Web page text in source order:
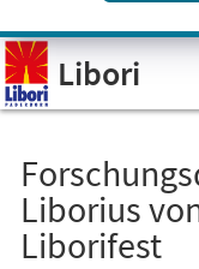
Visuelle
Assistenzsoftware
öffnen. Libori
Liborius
Liborifest